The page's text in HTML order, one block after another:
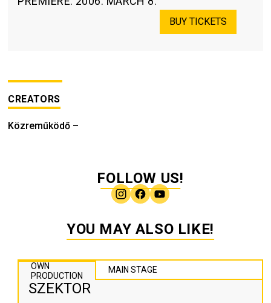
BUY TICKETS
CREATORS
Közreműködő –
FOLLOW US!
YOU MAY ALSO LIKE!
OWN
PRODUCTION
MAIN STAGE
SZEKTOR